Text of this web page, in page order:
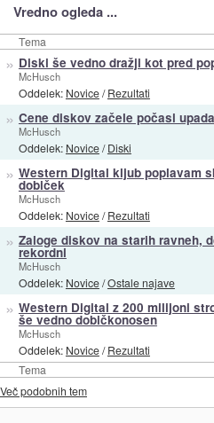
Vredno ogleda ...
Tema
Tema
» Diski še vedno dražji kot pred
McHusch
Oddelek: Novice/Rezultati
» Cene diskov začele počasi
McHusch
Oddelek: Novice/Diski
» Western Digital kljub poplavam
dobiček
McHusch
Oddelek: Novice/Rezultati
» Zaloge diskov na starih ravneh,
rekordni
McHusch
Oddelek: Novice/Ostale najave
» Western Digital z 200 milijoni
še vedno dobičkonosen
McHusch
Oddelek: Novice/Rezultati
Več podobnih tem